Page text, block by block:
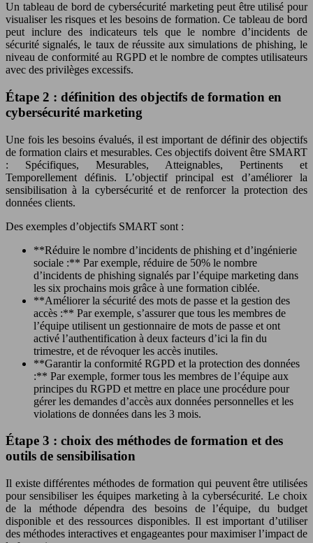
Un tableau de bord de cybersécurité marketing peut être utilisé pour
visualiser les risques et les besoins de formation. Ce tableau de bord
peut inclure des indicateurs tels que le nombre d’incidents de
sécurité signalés, le taux de réussite aux simulations de phishing, le
niveau de conformité au RGPD et le nombre de comptes utilisateurs
avec des privilèges excessifs.
Étape 2 : définition des objectifs de formation en
cybersécurité marketing
Une fois les besoins évalués, il est important de définir des objectifs
de formation clairs et mesurables. Ces objectifs doivent être SMART
: Spécifiques, Mesurables, Atteignables, Pertinents et
Temporellement définis. L’objectif principal est d’améliorer la
sensibilisation à la cybersécurité et de renforcer la protection des
données clients.
Des exemples d’objectifs SMART sont :
**Réduire le nombre d’incidents de phishing et d’ingénierie
sociale :** Par exemple, réduire de 50% le nombre
d’incidents de phishing signalés par l’équipe marketing dans
les six prochains mois grâce à une formation ciblée.
**Améliorer la sécurité des mots de passe et la gestion des
accès :** Par exemple, s’assurer que tous les membres de
l’équipe utilisent un gestionnaire de mots de passe et ont
activé l’authentification à deux facteurs d’ici la fin du
trimestre, et de révoquer les accès inutiles.
**Garantir la conformité RGPD et la protection des données
:** Par exemple, former tous les membres de l’équipe aux
principes du RGPD et mettre en place une procédure pour
gérer les demandes d’accès aux données personnelles et les
violations de données dans les 3 mois.
Étape 3 : choix des méthodes de formation et des
outils de sensibilisation
Il existe différentes méthodes de formation qui peuvent être utilisées
pour sensibiliser les équipes marketing à la cybersécurité. Le choix
de la méthode dépendra des besoins de l’équipe, du budget
disponible et des ressources disponibles. Il est important d’utiliser
des méthodes interactives et engageantes pour maximiser l’impact de